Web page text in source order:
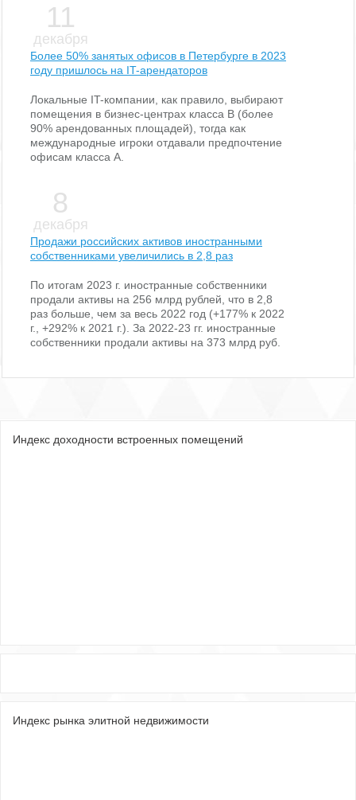
Индекс доходности встроенных помещений
Индекс рынка элитной недвижимости
11
декабря
Более 50% занятых офисов в Петербурге в 2023
году пришлось на IT-арендаторов
Локальные IT-компании, как правило, выбирают
помещения в бизнес-центрах класса В (более
90% арендованных площадей), тогда как
международные игроки отдавали предпочтение
офисам класса А.
8
декабря
Продажи российских активов иностранными
собственниками увеличились в 2,8 раз
По итогам 2023 г. иностранные собственники
продали активы на 256 млрд рублей, что в 2,8
раз больше, чем за весь 2022 год (+177% к 2022
г., +292% к 2021 г.). За 2022-23 гг. иностранные
собственники продали активы на 373 млрд руб.